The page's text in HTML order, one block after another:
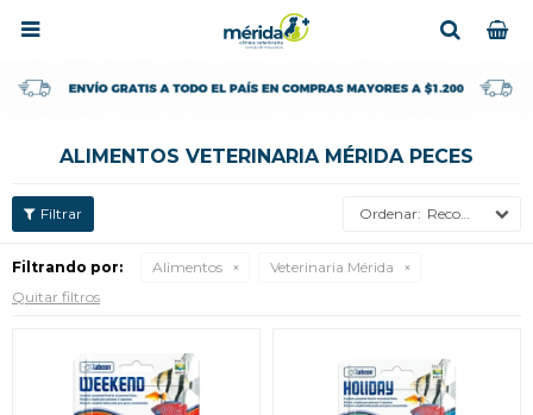

ALIMENTOS VETERINARIA MÉRIDA PECES
Recomendados
Filtrando por: Alimentos
Veterinaria Mérida
Quitar filtros